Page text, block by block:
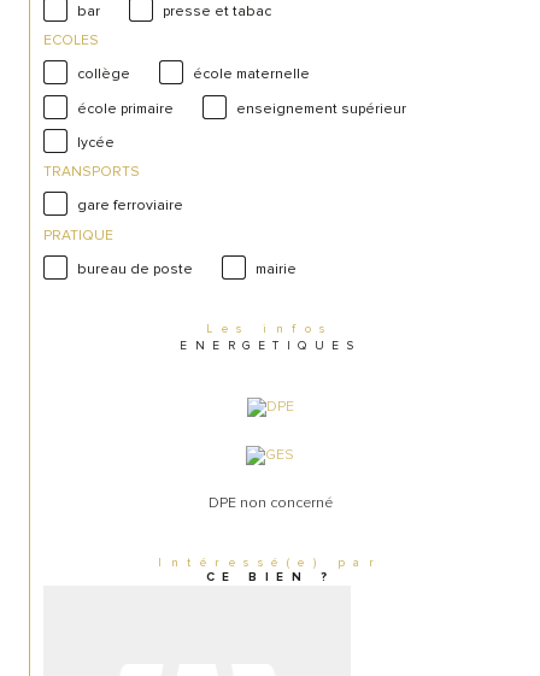
bar
presse et tabac
ECOLES
collège
école maternelle
école primaire
enseignement supérieur
lycée
TRANSPORTS
gare ferroviaire
PRATIQUE
bureau de poste
mairie
Les infos
ENERGETIQUES
DPE non concerné
Intéressé(e) par
CE BIEN ?